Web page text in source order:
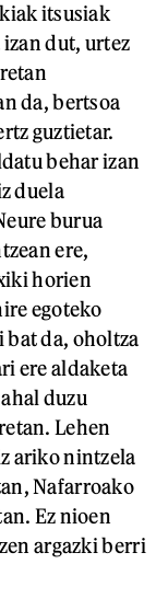
itsusiak
dut, urtez
da, bertsoa
guztietar.
behar izan
duela
burua
ere,
horien
egoteko
da, oholtza
ere aldaketa
duzu
Lehen
ariko nintzela
Nafarroako
Ez nioen
argazki berri